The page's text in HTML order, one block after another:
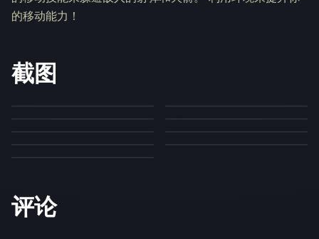
的移动能力！
截图
评论